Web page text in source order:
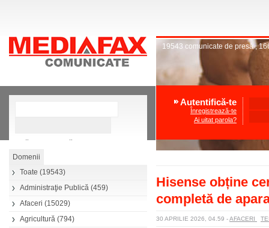
Căutare avansată
Toate (19543)
Administraţie Publică (459)
Afaceri (15029)
Agricultură (794)
19543 comunicate de presă,
Autentifică-te
Înregistrează-te
Ai uitat parola?
Hisense obține
completă de
30 APRILIE 2026, 04.59 -AFACERI